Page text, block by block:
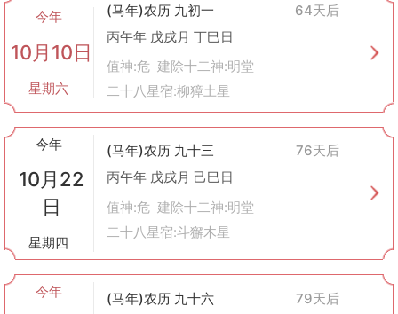
今年
10月10日
星期六
(马年)农历 九初一
64天后
丙午年 戊戌月 丁巳日
值神:危 建除十二神:明堂
二十八星宿:柳獐土星
今年
10月22
日
星期四
(马年)农历 九十三
76天后
丙午年 戊戌月 己巳日
值神:危 建除十二神:明堂
二十八星宿:斗獬木星
今年 (马年)农历 九十六
79天后